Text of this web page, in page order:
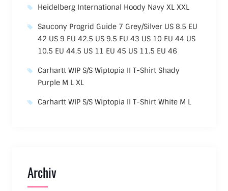
Heidelberg International Hoody Navy XL XXL
Saucony Progrid Guide 7 Grey/Silver US 8.5 EU
42 US 9 EU 42.5 US 9.5 EU 43 US 10 EU 44 US
10.5 EU 44.5 US 11 EU 45 US 11.5 EU 46
Carhartt WIP S/S Wiptopia II T-Shirt Shady
Purple M L XL
Carhartt WIP S/S Wiptopia II T-Shirt White M L
Archiv